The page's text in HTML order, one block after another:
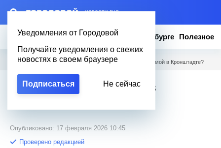
– НОВОСТИ ДНЯ
Уведомления от Городовой
Получайте уведомления о свежих
новостях в своем браузере
Подписаться Не сейчас
Новости Эксклюзив Вопросы о Петербурге Полезное
Городовой Вопросы о Петербурге / Что посмотреть зимой в Кронштадте?
Что посмотреть зимой в
Опубликовано: 17 февраля 2026 10:45
Проверено редакцией